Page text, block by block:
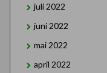
juli 2022
juni 2022
mai 2022
april 2022